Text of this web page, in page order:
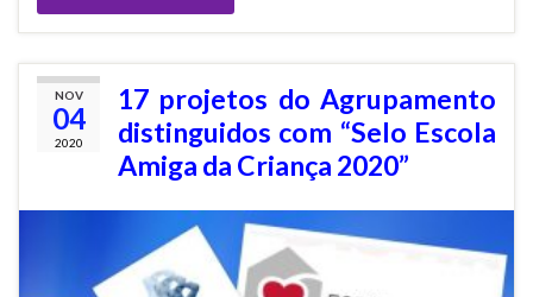
NOV
04
2020
17 projetos do Agrupamento
distinguidos com “Selo Escola
Amiga da Criança 2020”